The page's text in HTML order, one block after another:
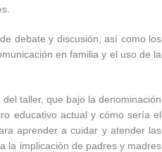
debate y discusión, así como los
en familia y el uso de la
taller, que bajo la denominación
educativo actual y cómo sería el
aprender a cuidar y atender las
la implicación de padres y madres